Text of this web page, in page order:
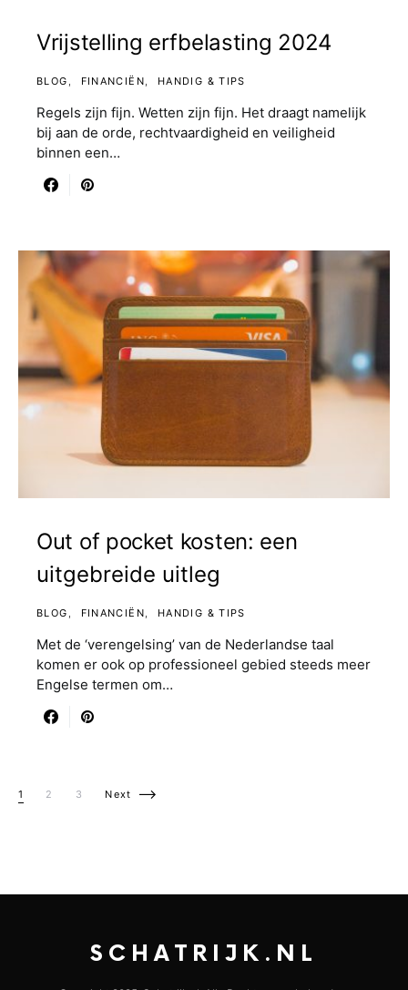
Vrijstelling erfbelasting 2024
BLOG FINANCIËN HANDIG & TIPS
Regels zijn fijn. Wetten zijn fijn. Het draagt namelijk
bij aan de orde, rechtvaardigheid en veiligheid
binnen een…
Out of pocket kosten: een
uitgebreide uitleg
BLOG FINANCIËN HANDIG & TIPS
Met de ‘verengelsing’ van de Nederlandse taal
komen er ook op professioneel gebied steeds meer
Engelse termen om…
Berichten paginering
1 2 3 Next
SCHATRIJK.NL